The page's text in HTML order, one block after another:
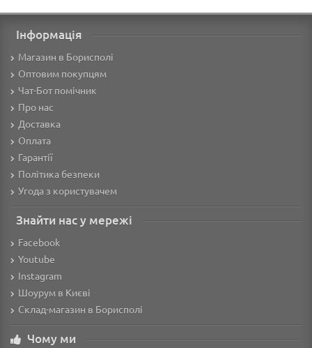
Інформація
Магазин в Борисполі
Оптовим покупцям
Чат-Бот помічник
Про нас
Доставка
Оплата
Гарантії
Політика безпеки
Угода з користувачем
Знайти нас у мережі
Facebook
Youtube
Instagram
Шоурум в Києві
Склад-магазин в Борисполі
Чому ми